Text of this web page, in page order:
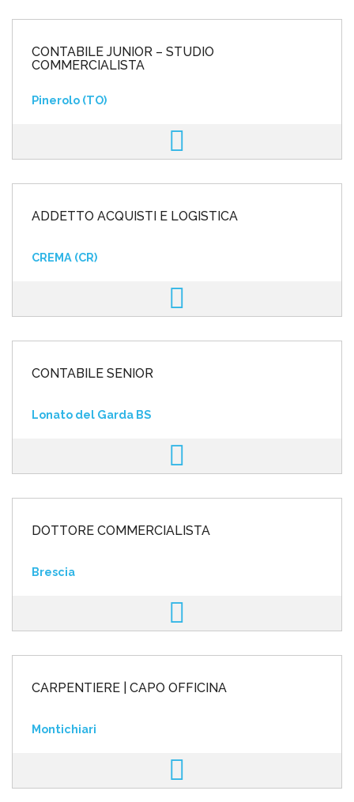
CONTABILE JUNIOR – STUDIO
COMMERCIALISTA
Pinerolo (TO)
ADDETTO ACQUISTI E LOGISTICA
CREMA (CR)
CONTABILE SENIOR
Lonato del Garda BS
DOTTORE COMMERCIALISTA
Brescia
CARPENTIERE | CAPO OFFICINA
Montichiari